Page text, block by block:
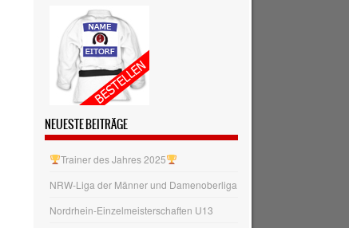
NEUESTE BEITRÄGE
Trainer des Jahres 2025
NRW‑Liga der Männer und Damenoberliga
Nordrhein-Einzelmeisterschaften U13